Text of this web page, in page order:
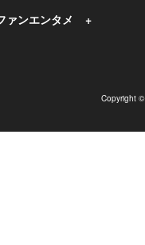
ァンエンタメ
Copyright